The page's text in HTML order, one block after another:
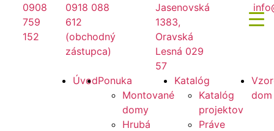
Preskočiť
obsah
0908
759
152
0918 088
612
(obchodný
zástupca)
Jasenovská
1383,
Oravská
Lesná 029
57
Mirano
ÚvodPonuka
Montované
domy
Hrubá
Katalóg
Katalóg
projektov
Práve
dom